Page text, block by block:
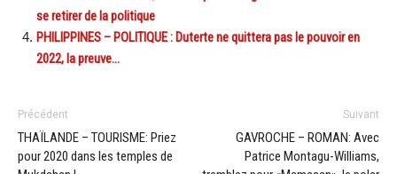
se retirer de la politique
PHILIPPINES – POLITIQUE : Duterte ne quittera pas le pouvoir en
2022, la preuve…
Précédent
THAÏLANDE – TOURISME: Priez
pour 2020 dans les temples de
Suivant
GAVROCHE – ROMAN: Avec
Patrice Montagu-Williams,